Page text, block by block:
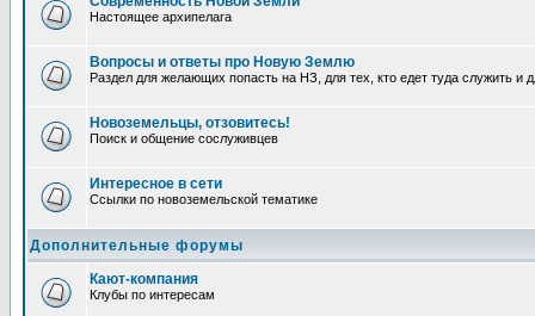
Настоящее архипелага
Вопросы и ответы про Новую Землю
Раздел для желающих попасть на НЗ, для тех, кто едет туда служить и
Новоземельцы, отзовитесь!
Поиск и общение сослуживцев
Интересное в сети
Ссылки по новоземельской тематике
Дополнительные форумы
Кают-компания
Клубы по интересам